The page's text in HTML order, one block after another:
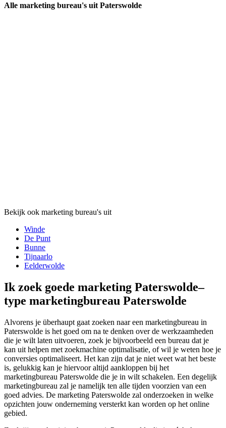
Alle marketing bureau's uit Paterswolde
Bekijk ook marketing bureau's uit
Winde
De Punt
Bunne
Tijnaarlo
Eelderwolde
Ik zoek goede marketing Paterswolde–
type marketingbureau Paterswolde
Alvorens je überhaupt gaat zoeken naar een marketingbureau in
Paterswolde is het goed om na te denken over de werkzaamheden
die je wilt laten uitvoeren, zoek je bijvoorbeeld een bureau dat je
kan uit helpen met zoekmachine optimalisatie, of wil je weten hoe je
conversies optimaliseert. Het kan zijn dat je niet weet wat het beste
is, gelukkig kan je hiervoor altijd aankloppen bij het
marketingbureau Paterswolde die je in wilt schakelen. Een degelijk
marketingbureau zal je namelijk ten alle tijden voorzien van een
goed advies. De marketing Paterswolde zal onderzoeken in welke
opzichten jouw onderneming versterkt kan worden op het online
gebied.